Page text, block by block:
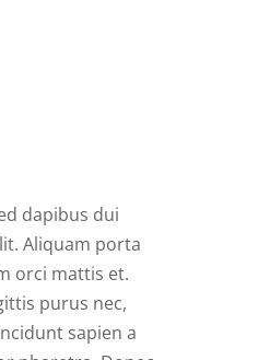
dapibus dui
Aliquam porta
orci mattis et.
purus nec,
sapien a